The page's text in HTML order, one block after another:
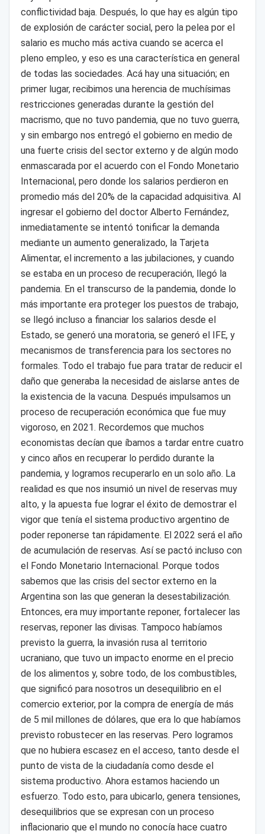
conflictividad baja. Después, lo que hay es algún tipo
de explosión de carácter social, pero la pelea por el
salario es mucho más activa cuando se acerca el
pleno empleo, y eso es una característica en general
de todas las sociedades. Acá hay una situación; en
primer lugar, recibimos una herencia de muchísimas
restricciones generadas durante la gestión del
macrismo, que no tuvo pandemia, que no tuvo guerra,
y sin embargo nos entregó el gobierno en medio de
una fuerte crisis del sector externo y de algún modo
enmascarada por el acuerdo con el Fondo Monetario
Internacional, pero donde los salarios perdieron en
promedio más del 20% de la capacidad adquisitiva. Al
ingresar el gobierno del doctor Alberto Fernández,
inmediatamente se intentó tonificar la demanda
mediante un aumento generalizado, la Tarjeta
Alimentar, el incremento a las jubilaciones, y cuando
se estaba en un proceso de recuperación, llegó la
pandemia. En el transcurso de la pandemia, donde lo
más importante era proteger los puestos de trabajo,
se llegó incluso a financiar los salarios desde el
Estado, se generó una moratoria, se generó el IFE, y
mecanismos de transferencia para los sectores no
formales. Todo el trabajo fue para tratar de reducir el
daño que generaba la necesidad de aislarse antes de
la existencia de la vacuna. Después impulsamos un
proceso de recuperación económica que fue muy
vigoroso, en 2021. Recordemos que muchos
economistas decían que íbamos a tardar entre cuatro
y cinco años en recuperar lo perdido durante la
pandemia, y logramos recuperarlo en un solo año. La
realidad es que nos insumió un nivel de reservas muy
alto, y la apuesta fue lograr el éxito de demostrar el
vigor que tenía el sistema productivo argentino de
poder reponerse tan rápidamente. El 2022 será el año
de acumulación de reservas. Así se pactó incluso con
el Fondo Monetario Internacional. Porque todos
sabemos que las crisis del sector externo en la
Argentina son las que generan la desestabilización.
Entonces, era muy importante reponer, fortalecer las
reservas, reponer las divisas. Tampoco habíamos
previsto la guerra, la invasión rusa al territorio
ucraniano, que tuvo un impacto enorme en el precio
de los alimentos y, sobre todo, de los combustibles,
que significó para nosotros un desequilibrio en el
comercio exterior, por la compra de energía de más
de 5 mil millones de dólares, que era lo que habíamos
previsto robustecer en las reservas. Pero logramos
que no hubiera escasez en el acceso, tanto desde el
punto de vista de la ciudadanía como desde el
sistema productivo. Ahora estamos haciendo un
esfuerzo. Todo esto, para ubicarlo, genera tensiones,
desequilibrios que se expresan con un proceso
inflacionario que el mundo no conocía hace cuatro